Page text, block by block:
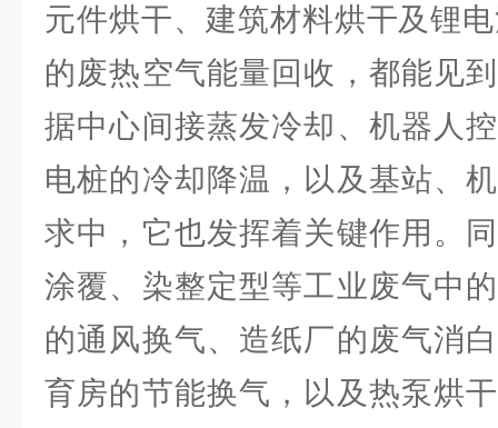
元件烘干、建筑材料烘干及锂
的废热空气能量回收，都能见
据中心间接蒸发冷却、机器人
电桩的冷却降温，以及基站、
求中，它也发挥着关键作用。
涂覆、染整定型等工业废气中
的通风换气、造纸厂的废气消
育房的节能换气，以及热泵烘